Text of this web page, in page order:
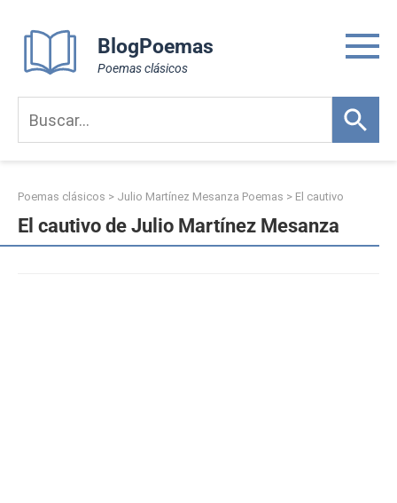
content
BlogPoemas
Poemas clásicos
Poemas clásicos > Julio Martínez Mesanza Poemas > El cautivo
El cautivo de Julio Martínez Mesanza